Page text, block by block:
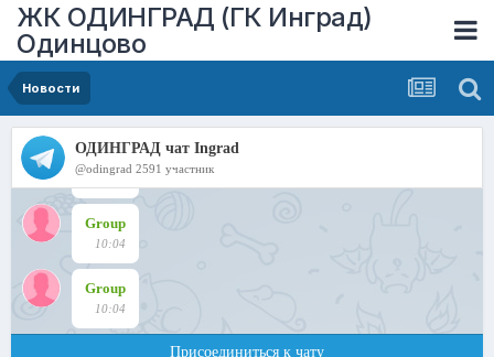
ЖК ОДИНГРАД (ГК Инград)
Одинцово
Новости